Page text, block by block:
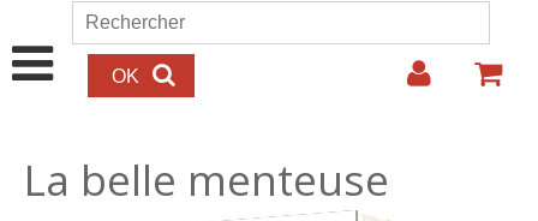
Aller au contenu principal
Formulaire de recherche
Rechercher
La belle menteuse